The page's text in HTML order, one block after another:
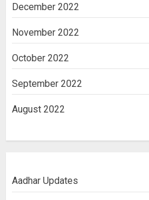
December 2022
November 2022
October 2022
September 2022
August 2022
Aadhar Updates